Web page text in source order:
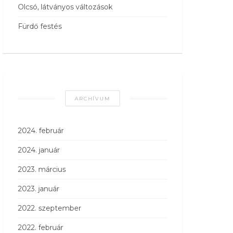
Olcsó, látványos változások
Fürdő festés
ARCHÍVUM
2024. február
2024. január
2023. március
2023. január
2022. szeptember
2022. február